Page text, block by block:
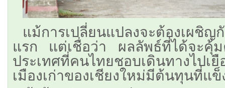
แม้การเปลี่ยนแปลงจะต้องเผชิ
แรก แต่เชื่อว่า ผลลัพธ์ที่ได้จะคุ้ม
ประเทศที่คนไทยชอบเดินทางไป
เมืองเก่าของเชียงใหม่มีต้นทุนที่แ